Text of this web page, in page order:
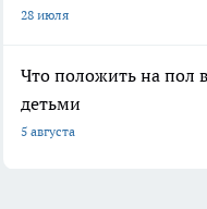
28 июля
Что положить на пол
детьми
5 августа